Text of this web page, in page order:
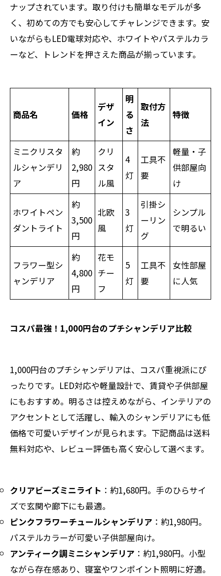
ナップされています。取り付けも簡単なモデルが多
く、初めての方でも安心してチャレンジできます。安
いながらもLED電球対応や、ホワイトやパステルカラ
ーなど、トレンドを押さえた商品が揃っています。
商品名 価格
デザ
イン
明
る
さ
取付方
法
特徴
ミニクリスタ
ルシャンデリ
ア
約
2,980
円
クリ
スタ
ル風
4
灯
工具不
要
軽量・子
供部屋向
け
ホワイトペン
ダントライト
約
3,500
円
北欧
風
3
灯
引掛シ
ーリン
グ
シンプル
で明るい
フラワー型シ
ャンデリア
約
4,800
円
花モ
チー
フ
5
灯
工具不
要
女性部屋
に人気
コスパ最強！1,000円台のプチシャンデリア比較
1,000円台のプチシャンデリアは、コスパ重視派にぴ
ったりです。LED対応や軽量設計で、賃貸や子供部屋
にもおすすめ。明るさは控えめながら、インテリアの
アクセントとして活躍し、輸入のシャンデリアにも低
価格で可愛いデザインが見られます。下記商品は送料
無料対応や、レビュー評価も高く安心して選べます。
クリアビーズミニライト ：約1,680円。手のひらサイ
ズで玄関や廊下にも最適。
ピンクフラワーチュールシャンデリア ：約1,980円。
パステルカラーが可愛い子供部屋向け。
アンティーク調ミニシャンデリア ：約1,980円。小型
ながら存在感あり、寝室やワンポイント照明に好適。